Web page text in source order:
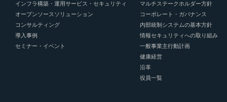
インフラ構築・運用サービス・セキュリティ
オープンソースソリューション
コンサルティング
導入事例
セミナー・イベント
マルチステークホルダー方針
コーポレート・ガバナンス
内部統制システムの基本方針
情報セキュリティへの取り組み
一般事業主行動計画
健康経営
沿革
役員一覧